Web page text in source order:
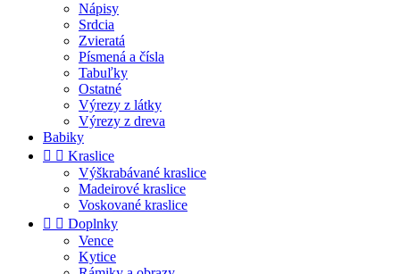
Nápisy
Srdcia
Zvieratá
Písmená a čísla
Tabuľky
Ostatné
Výrezy z látky
Výrezy z dreva
Babiky
  Kraslice
Výškrabávané kraslice
Madeirové kraslice
Voskované kraslice
  Doplnky
Vence
Kytice